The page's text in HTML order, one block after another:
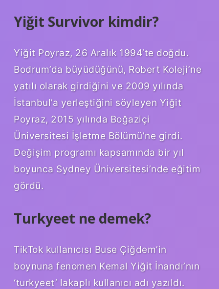
Yiğit Survivor kimdir?
Yiğit Poyraz, 26 Aralık 1994’te doğdu.
Bodrum’da büyüdüğünü, Robert Koleji’ne
yatılı olarak girdiğini ve 2009 yılında
İstanbul’a yerleştiğini söyleyen Yiğit
Poyraz, 2015 yılında Boğaziçi
Üniversitesi İşletme Bölümü’ne girdi.
Değişim programı kapsamında bir yıl
boyunca Sydney Üniversitesi’nde eğitim
gördü.
Turkyeet ne demek?
TikTok kullanıcısı Buse Çiğdem’in
boynuna fenomen Kemal Yiğit İnandı’nın
‘turkyeet’ lakaplı kullanıcı adı yazıldı.